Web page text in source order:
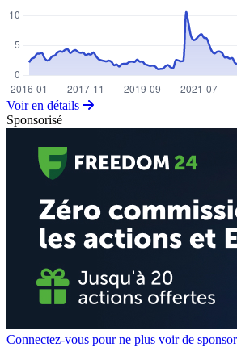
Voir en détails
Sponsorisé
Connectez-vous pour ne plus voir de